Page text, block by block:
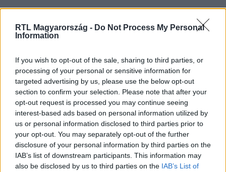
RTL Magyarország - Do Not Process My Personal
Information
If you wish to opt-out of the sale, sharing to third parties, or
processing of your personal or sensitive information for
targeted advertising by us, please use the below opt-out
section to confirm your selection. Please note that after your
opt-out request is processed you may continue seeing
interest-based ads based on personal information utilized by
us or personal information disclosed to third parties prior to
your opt-out. You may separately opt-out of the further
disclosure of your personal information by third parties on the
IAB’s list of downstream participants. This information may
also be disclosed by us to third parties on the IAB’s List of
Sárközi Ákos is megkezdi versenyzői
kiképzését, azonban a kékek füstjelekkel,
lángokkal és óriási szálkákkal húzzák fel
mentorukat. Kíváncsi vagy, hogy végük
megoldják-e a feladataikat? Hétfőn 20:00-
kor kiderül az RTL-en.